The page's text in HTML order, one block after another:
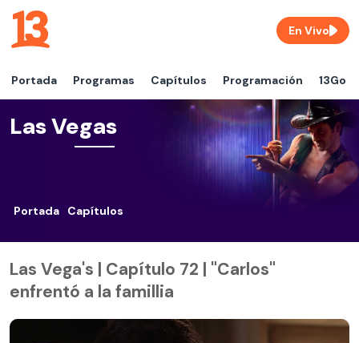
Portada Programas Capítulos Programación 13Go
En Vivo
Las Vegas
Portada Capítulos
Las Vega's | Capítulo 72 | "Carlos"
enfrentó a la famillia